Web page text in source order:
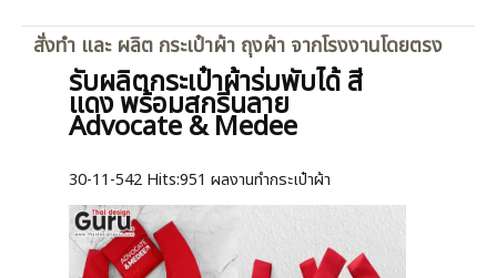
สั่งทำ และ ผลิต กระเป๋าผ้า ถุงผ้า จากโรงงานโดยตรง
รับผลิตกระเป๋าผ้าร่มพับได้ สี
แดง พร้อมสกรีนลาย
Advocate & Medee
30-11-542 Hits:951 ผลงานทำกระเป๋าผ้า